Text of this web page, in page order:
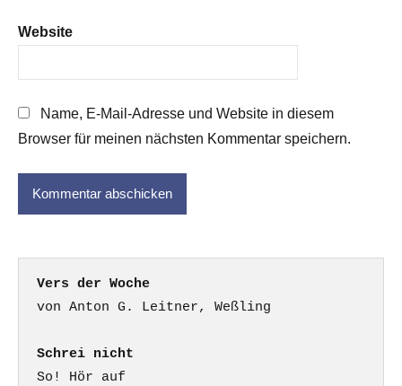
Website
Name, E-Mail-Adresse und Website in diesem
Browser für meinen nächsten Kommentar speichern.
Vers der Woche
Schrei nicht
So! Hör auf